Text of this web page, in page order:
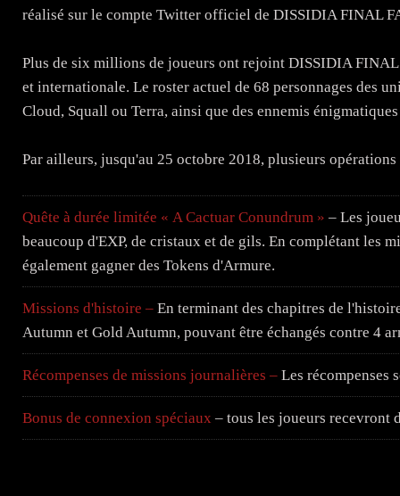
réalisé sur le compte Twitter officiel de DISSIDIA FINAL
Plus de six millions de joueurs ont rejoint DISSIDIA
et internationale. Le roster actuel de 68 personnages des
Cloud, Squall ou Terra, ainsi que des ennemis
Par ailleurs, jusqu'au 25 octobre 2018, plusieurs
Quête à durée limitée « A Cactuar Conundrum » – Les
beaucoup d'EXP, de cristaux et de gils. En complétant les
également gagner des Tokens d'Armure.
Missions d'histoire – En terminant des chapitres de
Autumn et Gold Autumn, pouvant être échangés contre 4
Récompenses de missions journalières – Les récompenses
Bonus de connexion spéciaux – tous les joueurs recevront